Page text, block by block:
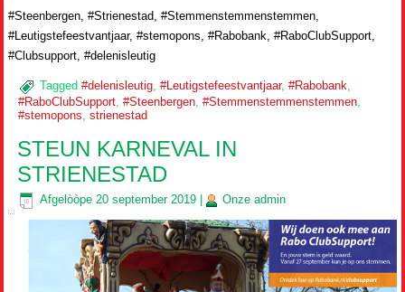
#Steenbergen, #Strienestad, #Stemmenstemmenstemmen,
#Leutigstefeestvantjaar, #stemopons, #Rabobank, #RaboClubSupport,
#Clubsupport, #delenisleutig
Tagged #delenisleutig ,#Leutigstefeestvantjaar,#Rabobank
#RaboClubSupport ,#Steenbergen ,#Stemmenstemmenstemmen
#stemopons ,strienestad
STEUN KARNEVAL IN
STRIENESTAD
Afgelòòpe 20 september 2019 Onze admin